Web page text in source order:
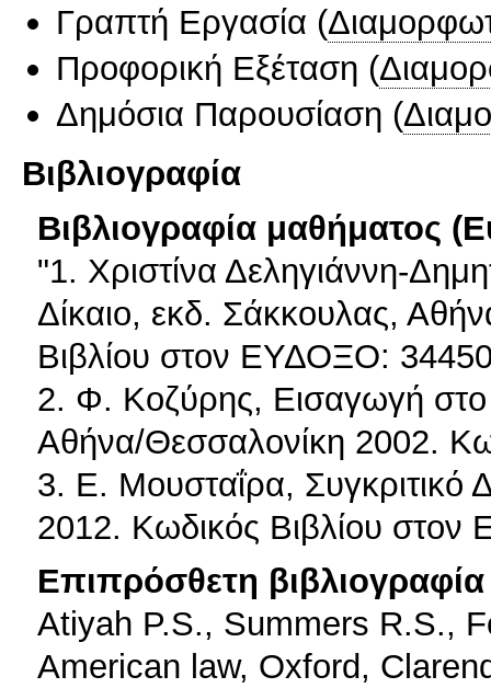
Γραπτή Εργασία (
Προφορική Εξέταση (
Δημόσια Παρουσίαση (
Βιβλιογραφία
Βιβλιογραφία μαθήματος
"1. Χριστίνα Δεληγιάννη-
Δίκαιο, εκδ. Σάκκουλας,
Βιβλίου στον ΕΥΔΟΞΟ:
2. Φ. Κοζύρης, Εισαγωγή στο
Αθήνα/Θεσσαλονίκη 2002.
3. Ε. Μουσταΐρα, Συγκριτικό
2012. Κωδικός Βιβλίου
Επιπρόσθετη βιβλιογραφία
Atiyah P.S., Summers R.S.,
American law, Oxford,